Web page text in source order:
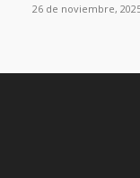
26 de noviembre,